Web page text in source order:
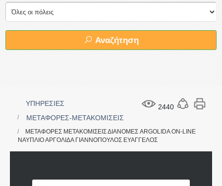
Αναζήτηση
2440
ΥΠΗΡΕΣΙΕΣ
ΜΕΤΑΦΟΡΕΣ-ΜΕΤΑΚΟΜΙΣΕΙΣ
ΜΕΤΑΦΟΡΕΣ ΜΕΤΑΚΟΜΙΣΕΙΣ ΔΙΑΝΟΜΕΣ ARGOLIDA ON-LINE
ΝΑΥΠΛΙΟ ΑΡΓΟΛΙΔΑ ΓΙΑΝΝΟΠΟΥΛΟΣ ΕΥΑΓΓΕΛΟΣ